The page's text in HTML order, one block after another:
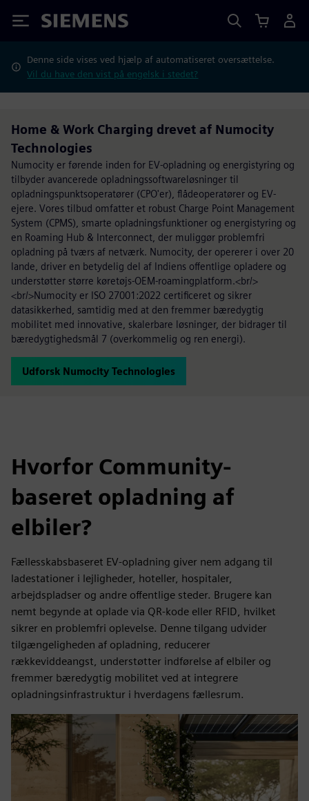
Siemens
Denne side vises ved hjælp af automatiseret oversættelse.
Vil du have den vist på engelsk i stedet?
Home & Work Charging drevet af Numocity
Technologies
Numocity er førende inden for EV-opladning og energistyring og
tilbyder avancerede opladningssoftwareløsninger til
opladningspunktsoperatører (CPO'er), flådeoperatører og EV-
ejere. Vores tilbud omfatter et robust Charge Point Management
System (CPMS), smarte opladningsfunktioner og energistyring og
en Roaming Hub & Interconnect, der muliggør problemfri
opladning på tværs af netværk. Numocity, der opererer i over 20
lande, driver en betydelig del af Indiens offentlige opladere og
understøtter større køretøjs-OEM-roamingplatform.<br/>
<br/>Numocity er ISO 27001:2022 certificeret og sikrer
datasikkerhed, samtidig med at den fremmer bæredygtig
mobilitet med innovative, skalerbare løsninger, der bidrager til
bæredygtighedsmål 7 (overkommelig og ren energi).
Udforsk Numocity Technologies
Hvorfor Community-
baseret opladning af
elbiler?
Fællesskabsbaseret EV-opladning giver nem adgang til
ladestationer i lejligheder, hoteller, hospitaler,
arbejdspladser og andre offentlige steder. Brugere kan
nemt begynde at oplade via QR-kode eller RFID, hvilket
sikrer en problemfri oplevelse. Denne tilgang udvider
tilgængeligheden af opladning, reducerer
rækkeviddeangst, understøtter indførelse af elbiler og
fremmer bæredygtig mobilitet ved at integrere
opladningsinfrastruktur i hverdagens fællesrum.